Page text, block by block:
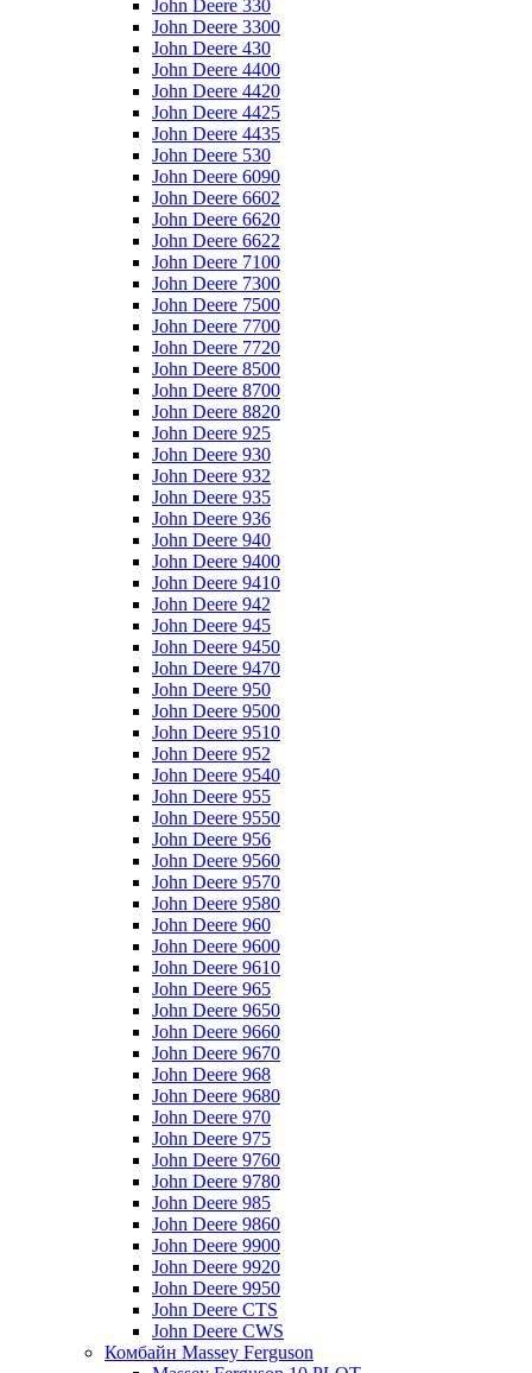
John Deere 330
John Deere 3300
John Deere 430
John Deere 4400
John Deere 4420
John Deere 4425
John Deere 4435
John Deere 530
John Deere 6090
John Deere 6602
John Deere 6620
John Deere 6622
John Deere 7100
John Deere 7300
John Deere 7500
John Deere 7700
John Deere 7720
John Deere 8500
John Deere 8700
John Deere 8820
John Deere 925
John Deere 930
John Deere 932
John Deere 935
John Deere 936
John Deere 940
John Deere 9400
John Deere 9410
John Deere 942
John Deere 945
John Deere 9450
John Deere 9470
John Deere 950
John Deere 9500
John Deere 9510
John Deere 952
John Deere 9540
John Deere 955
John Deere 9550
John Deere 956
John Deere 9560
John Deere 9570
John Deere 9580
John Deere 960
John Deere 9600
John Deere 9610
John Deere 965
John Deere 9650
John Deere 9660
John Deere 9670
John Deere 968
John Deere 9680
John Deere 970
John Deere 975
John Deere 9760
John Deere 9780
John Deere 985
John Deere 9860
John Deere 9900
John Deere 9920
John Deere 9950
John Deere CTS
John Deere CWS
Комбайн Massey Ferguson